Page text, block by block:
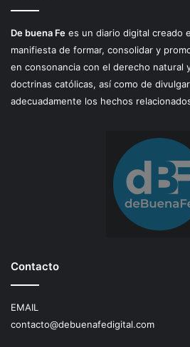
De buena Fe es un diario digital creado
manifiesta de formar, consolidar y
en consonancia con el derecho natural
doctrinas católicas, así como de
adecuadamente los hechos
Contacto
EMAIL
contacto@debuenafedigital.com